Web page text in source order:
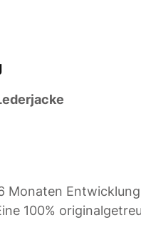
Monaten
100%